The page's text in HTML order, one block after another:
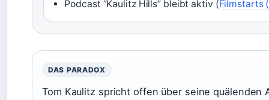
Podcast “Kaulitz Hills” bleibt aktiv (Filmstarts
DAS PARADOX
Tom Kaulitz spricht offen über seine quälenden